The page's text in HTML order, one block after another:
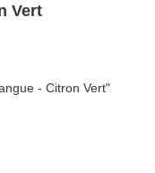
Vert